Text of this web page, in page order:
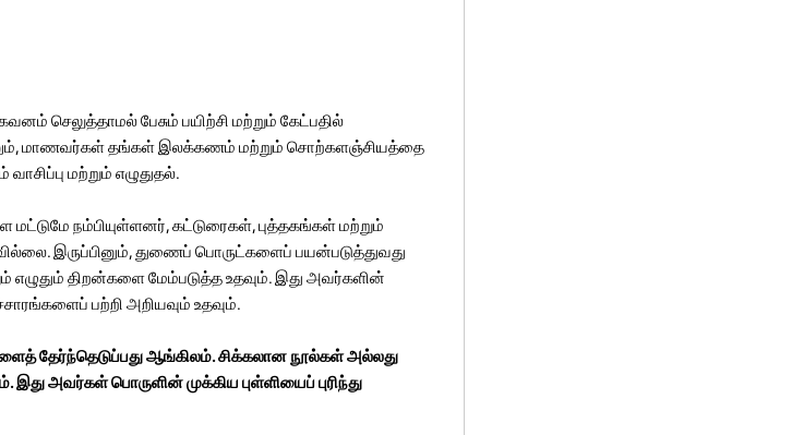
செலுத்தாமல் பேசும் பயிற்சி மற்றும் கேட்பதில்
மாணவர்கள் தங்கள் இலக்கணம் மற்றும் சொற்களஞ்சியத்தை
மற்றும் எழுதுதல்.
நம்பியுள்ளனர், கட்டுரைகள், புத்தகங்கள் மற்றும்
இருப்பினும், துணைப் பொருட்களைப் பயன்படுத்துவது
எழுதும் திறன்களை மேம்படுத்த உதவும். இது அவர்களின்
பற்றி அறியவும் உதவும்.
தேர்ந்தெடுப்பது ஆங்கிலம். சிக்கலான நூல்கள் அல்லது
அவர்கள் பொருளின் முக்கிய புள்ளியைப் புரிந்து